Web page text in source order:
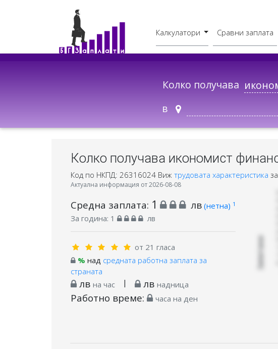
Калкулатори Сравни заплата
Колко получава
в
Колко получава икономист
Код по НКПД: 26316024Виж трудовата характеристика
Актуална информация от 2026-08-08
Средна заплата: 1 лв (нетна) 1
За година: 1 лв
от 21 гласа
% над средната работна заплата за
страната
лв на час | лв надница
Работно време: часа на ден